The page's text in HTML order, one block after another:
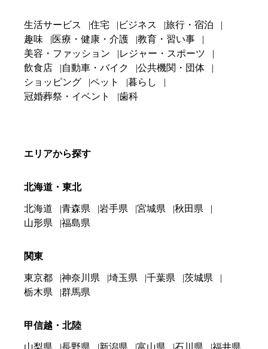
生活サービス 住宅 ビジネス
旅行・宿泊
趣味
医療・健康・介護
教育・習い事
美容・ファッション
レジャー・スポーツ
飲食店
自動車・バイク
公共機関・団体
ショッピング
ペット
暮らし
冠婚葬祭・イベント
歯科
エリアから探す
北海道・東北
北海道 青森県 岩手県 宮城県
秋田県
山形県
福島県
関東
東京都 神奈川県 埼玉県 千葉県
茨城県
栃木県
群馬県
甲信越・北陸